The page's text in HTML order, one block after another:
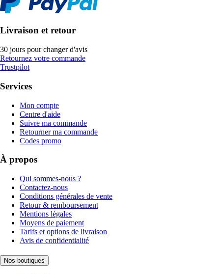
Livraison et retour
30 jours pour changer d'avis
Retournez votre commande
Trustpilot
Services
Mon compte
Centre d'aide
Suivre ma commande
Retourner ma commande
Codes promo
À propos
Qui sommes-nous ?
Contactez-nous
Conditions générales de vente
Retour & remboursement
Mentions légales
Moyens de paiement
Tarifs et options de livraison
Avis de confidentialité
Nos boutiques